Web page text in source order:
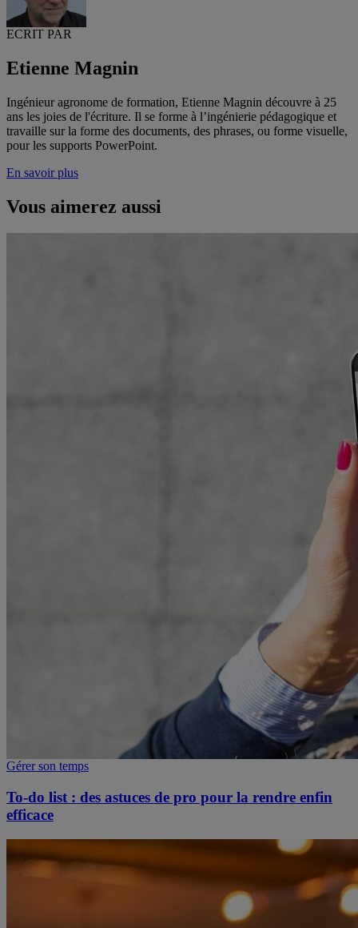
ECRIT PAR
Etienne Magnin
Ingénieur agronome de formation, Etienne Magnin découvre à 25
ans les joies de l'écriture. Il se forme à l’ingénierie pédagogique et
travaille sur la forme des documents, des phrases, ou forme visuelle,
pour les supports PowerPoint.
En savoir plus
Vous aimerez aussi
Gérer son temps
To-do list : des astuces de pro pour la rendre enfin
efficace